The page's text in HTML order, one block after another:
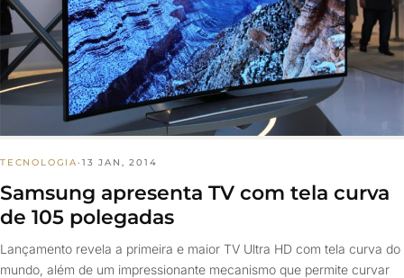
TECNOLOGIA· 13 JAN, 2014
Samsung apresenta TV com tela curva
de 105 polegadas
Lançamento revela a primeira e maior TV Ultra HD com tela curva do
mundo, além de um impressionante mecanismo que permite curvar